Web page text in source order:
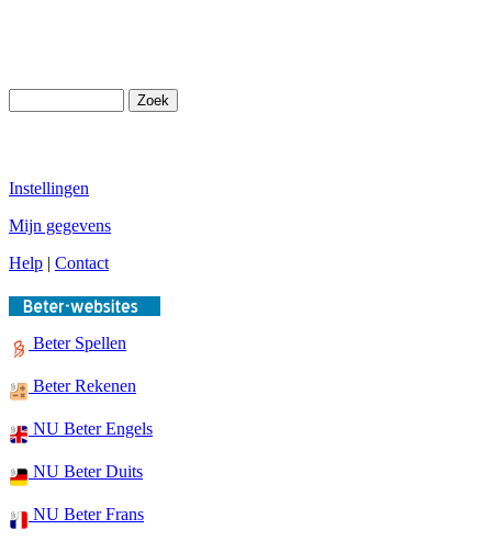
Instellingen
Mijn gegevens
Help | Contact
Beter Spellen
Beter Rekenen
NU Beter Engels
NU Beter Duits
NU Beter Frans